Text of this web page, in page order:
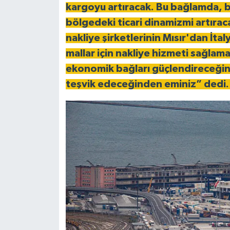
kargoyu artıracak. Bu bağlamda,
bölgedeki ticari dinamizmi
nakliye şirketlerinin Mısır'dan
mallar için nakliye hizmeti
ekonomik bağları
teşvik edeceğinden eminiz” dedi.